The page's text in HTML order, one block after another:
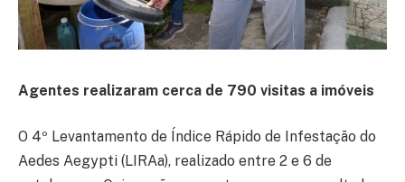
Agentes realizaram cerca de 790 visitas a imóveis
O 4º Levantamento de Índice Rápido de Infestação do
Aedes Aegypti (LIRAa), realizado entre 2 e 6 de